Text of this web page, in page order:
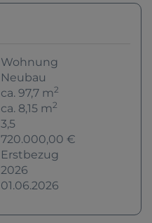
Wohnung
Neubau
ca. 97,7 m2
ca. 8,15 m2
3,5
720.000,00 €
Erstbezug
2026
01.06.2026